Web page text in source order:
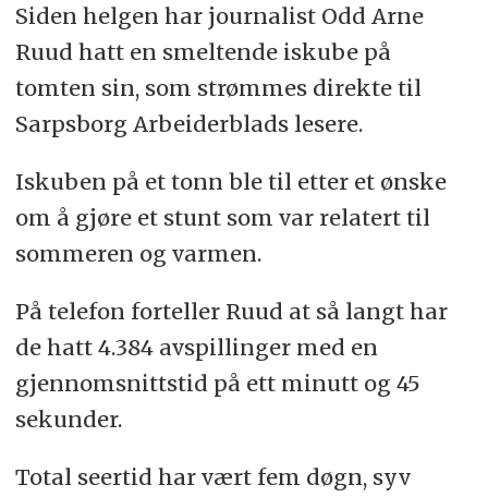
Siden helgen har journalist Odd Arne
Ruud hatt en smeltende iskube på
tomten sin, som strømmes direkte til
Sarpsborg Arbeiderblads lesere.
Iskuben på et tonn ble til etter et ønske
om å gjøre et stunt som var relatert til
sommeren og varmen.
På telefon forteller Ruud at så langt har
de hatt 4.384 avspillinger med en
gjennomsnittstid på ett minutt og 45
sekunder.
Total seertid har vært fem døgn, syv